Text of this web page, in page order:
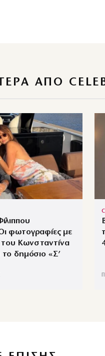
ΑΠΌ
φωτογραφίες με
Κωνσταντίνα
το δημόσιο «Σ’